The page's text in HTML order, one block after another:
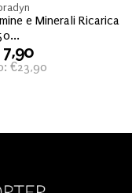
e Minerali Ricarica
€23,90